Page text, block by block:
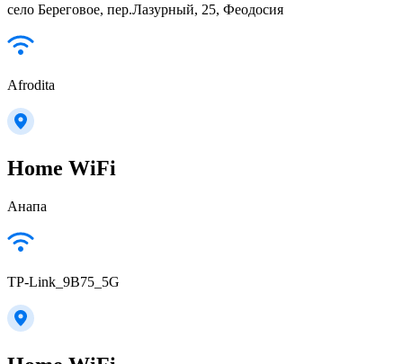
село Береговое, пер.Лазурный, 25, Феодосия
Afrodita
Home WiFi
Анапа
TP-Link_9B75_5G